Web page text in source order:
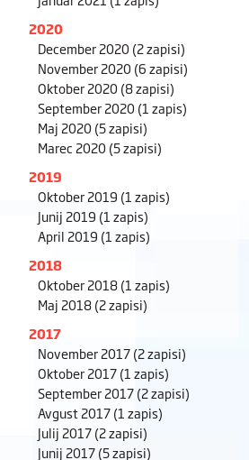
2020
December 2020(2 zapisi)
November 2020(6 zapisi)
Oktober 2020(8 zapisi)
September 2020(1 zapis)
Maj 2020(5 zapisi)
Marec 2020(5 zapisi)
2019
Oktober 2019 (1 zapis)
Junij 2019 (1 zapis)
April 2019 (1 zapis)
2018
Oktober 2018(1 zapis)
Maj 2018(2 zapisi)
2017
November 2017(2 zapisi)
Oktober 2017(1 zapis)
September 2017(2 zapisi)
Avgust 2017(1 zapis)
Julij 2017(2 zapisi)
Junij 2017(5 zapisi)